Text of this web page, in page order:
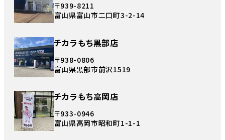
〒939-8211
富山県富山市二口町3-2-14
チカラもち黒部店
〒938-0806
富山県黒部市前沢1519
チカラもち高岡店
〒933-0946
富山県高岡市昭和町1-1-1